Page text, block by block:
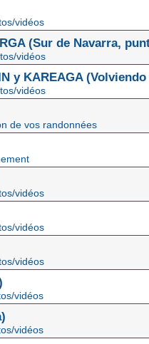
vidéos
(Sur de Navarra,
vidéos
y KAREAGA
vidéos
de vos randonnées
vidéos
vidéos
vidéos
vidéos
vidéos